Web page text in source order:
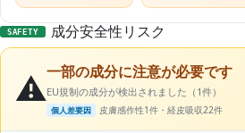
SAFETY 成分安全性リスク
⚠️一部の成分に注意が必要です
EU規制の成分が検出されました（1件）
個人差要因 皮膚感作性1件・経皮吸収22件